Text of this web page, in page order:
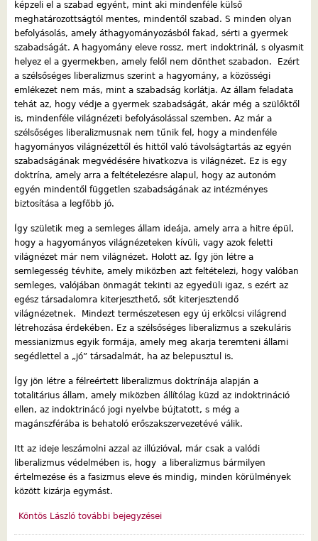
képzeli el a szabad egyént, mint aki mindenféle külső
meghatározottságtól mentes, mindentől szabad. S minden olyan
befolyásolás, amely áthagyományozásból fakad, sérti a gyermek
szabadságát. A hagyomány eleve rossz, mert indoktrinál, s olyasmit
helyez el a gyermekben, amely felől nem dönthet szabadon. Ezért
a szélsőséges liberalizmus szerint a hagyomány, a közösségi
emlékezet nem más, mint a szabadság korlátja. Az állam feladata
tehát az, hogy védje a gyermek szabadságát, akár még a szülőktől
is, mindenféle világnézeti befolyásolással szemben. Az már a
szélsőséges liberalizmusnak nem tűnik fel, hogy a mindenféle
hagyományos világnézettől és hittől való távolságtartás az egyén
szabadságának megvédésére hivatkozva is világnézet. Ez is egy
doktrína, amely arra a feltételezésre alapul, hogy az autonóm
egyén mindentől független szabadságának az intézményes
biztosítása a legfőbb jó.
Így születik meg a semleges állam ideája, amely arra a hitre épül,
hogy a hagyományos világnézeteken kívüli, vagy azok feletti
világnézet már nem világnézet. Holott az. Így jön létre a
semlegesség tévhite, amely miközben azt feltételezi, hogy valóban
semleges, valójában önmagát tekinti az egyedüli igaz, s ezért az
egész társadalomra kiterjeszthető, sőt kiterjesztendő
világnézetnek. Mindezt természetesen egy új erkölcsi világrend
létrehozása érdekében. Ez a szélsőséges liberalizmus a szekuláris
messianizmus egyik formája, amely meg akarja teremteni állami
segédlettel a „jó” társadalmát, ha az belepusztul is.
Így jön létre a félreértett liberalizmus doktrínája alapján a
totalitárius állam, amely miközben állítólag küzd az indoktrináció
ellen, az indoktrinácó jogi nyelvbe bújtatott, s még a
magánszférába is behatoló erőszakszervezetévé válik.
Itt az ideje leszámolni azzal az illúzióval, már csak a valódi
liberalizmus védelmében is, hogy a liberalizmus bármilyen
értelmezése és a fasizmus eleve és mindig, minden körülmények
között kizárja egymást.
Köntös László további bejegyzései